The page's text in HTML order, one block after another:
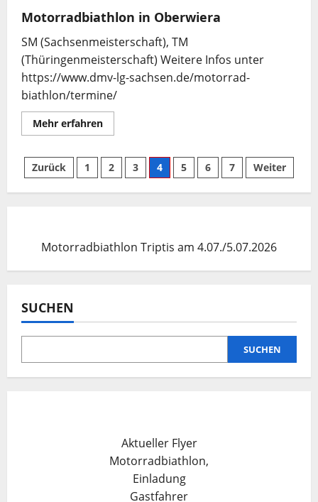
in
Reetz
Motorradbiathlon in Oberwiera
SM (Sachsenmeisterschaft), TM
(Thüringenmeisterschaft) Weitere Infos unter
https://www.dmv-lg-sachsen.de/motorrad-
biathlon/termine/
Mehr erfahrenMehr
Informationen
in
Oberwiera
Seitennummerierung
der
Zurück 1 2 3 4 5 6 7 Weiter
Motorradbiathlon Triptis am 4.07./5.07.2026
SUCHEN
SUCHEN
Aktueller Flyer
Motorradbiathlon,
Einladung
Gastfahrer